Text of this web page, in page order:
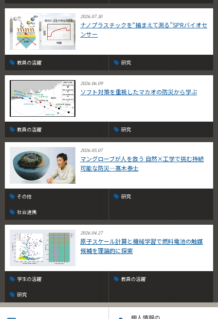
2026.07.10
ナノプラスチックを“捕まえて測る”SPRバイオセ
ンサー
教員の活躍 研究
2026.06.09
ソフト対策を重視したマカオの防災から学ぶ
教員の活躍 研究
2026.05.07
マングローブが人を救う 自然×工学で挑む持続
可能な防災—髙木泰士
その他 研究
社会連携
2026.04.27
原子スケール計算と機械学習で燃料電池の触媒
候補を理論的に探索
学生の活躍 教員の活躍
研究